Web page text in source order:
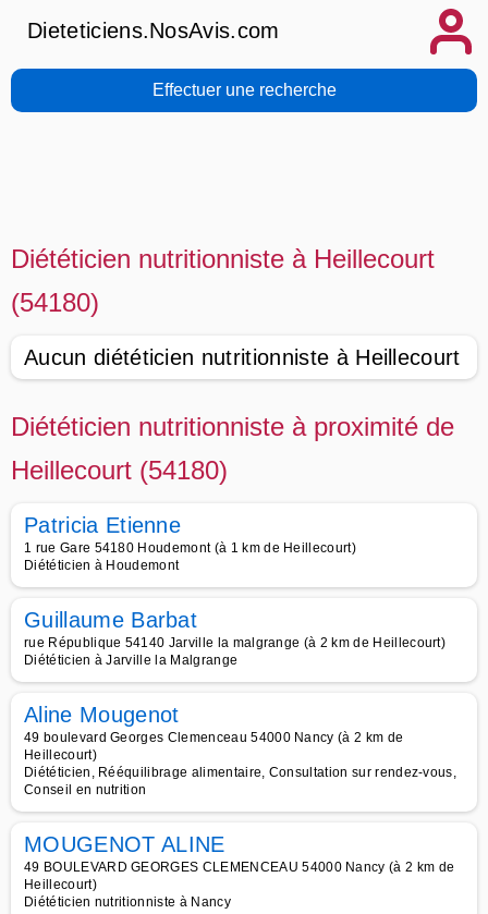
Dieteticiens.NosAvis.com
Effectuer une recherche
Diététicien nutritionniste à Heillecourt
(54180)
Aucun diététicien nutritionniste à Heillecourt
Diététicien nutritionniste à proximité de
Heillecourt (54180)
Patricia Etienne
1 rue Gare 54180 Houdemont (à 1 km de Heillecourt)
Diététicien à Houdemont
Guillaume Barbat
rue République 54140 Jarville la malgrange (à 2 km de Heillecourt)
Diététicien à Jarville la Malgrange
Aline Mougenot
49 boulevard Georges Clemenceau 54000 Nancy (à 2 km de
Heillecourt)
Diététicien, Rééquilibrage alimentaire, Consultation sur rendez-vous,
Conseil en nutrition
MOUGENOT ALINE
49 BOULEVARD GEORGES CLEMENCEAU 54000 Nancy (à 2 km de
Heillecourt)
Diététicien nutritionniste à Nancy